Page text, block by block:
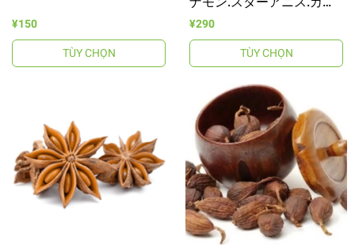
¥150
TÙY CHỌN
ダモン セット
¥290
TÙY CHỌN